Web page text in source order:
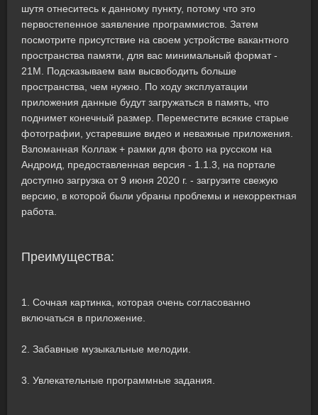
шутя отнеситесь к данному пункту, потому что это
первостепенное заявление программистов. Затем
посмотрите присутствие на своем устройстве вакантного
пространства памяти, для вас минимальный формат -
21M. Подсказываем вам высвободить больше
пространства, чем нужно. По ходу эксплуатации
приложения данные будут загружаться в память, что
поднимет конечный размер. Переместите всякие старые
фотографии, устаревшие видео и неважные приложения.
Взломанная Коллаж + рамки для фото на русском на
Андроид, предоставленная версия - 1.1.3, на портале
доступно загрузка от 9 июня 2020 г. - загрузите свежую
версию, в которой были убраны проблемы и некорректная
работа.
Преимущества:
1. Сочная картинка, которая очень согласованно
включаться в приложение.
2. Забавные музыкальные мелодии.
3. Увлекательные программные задания.